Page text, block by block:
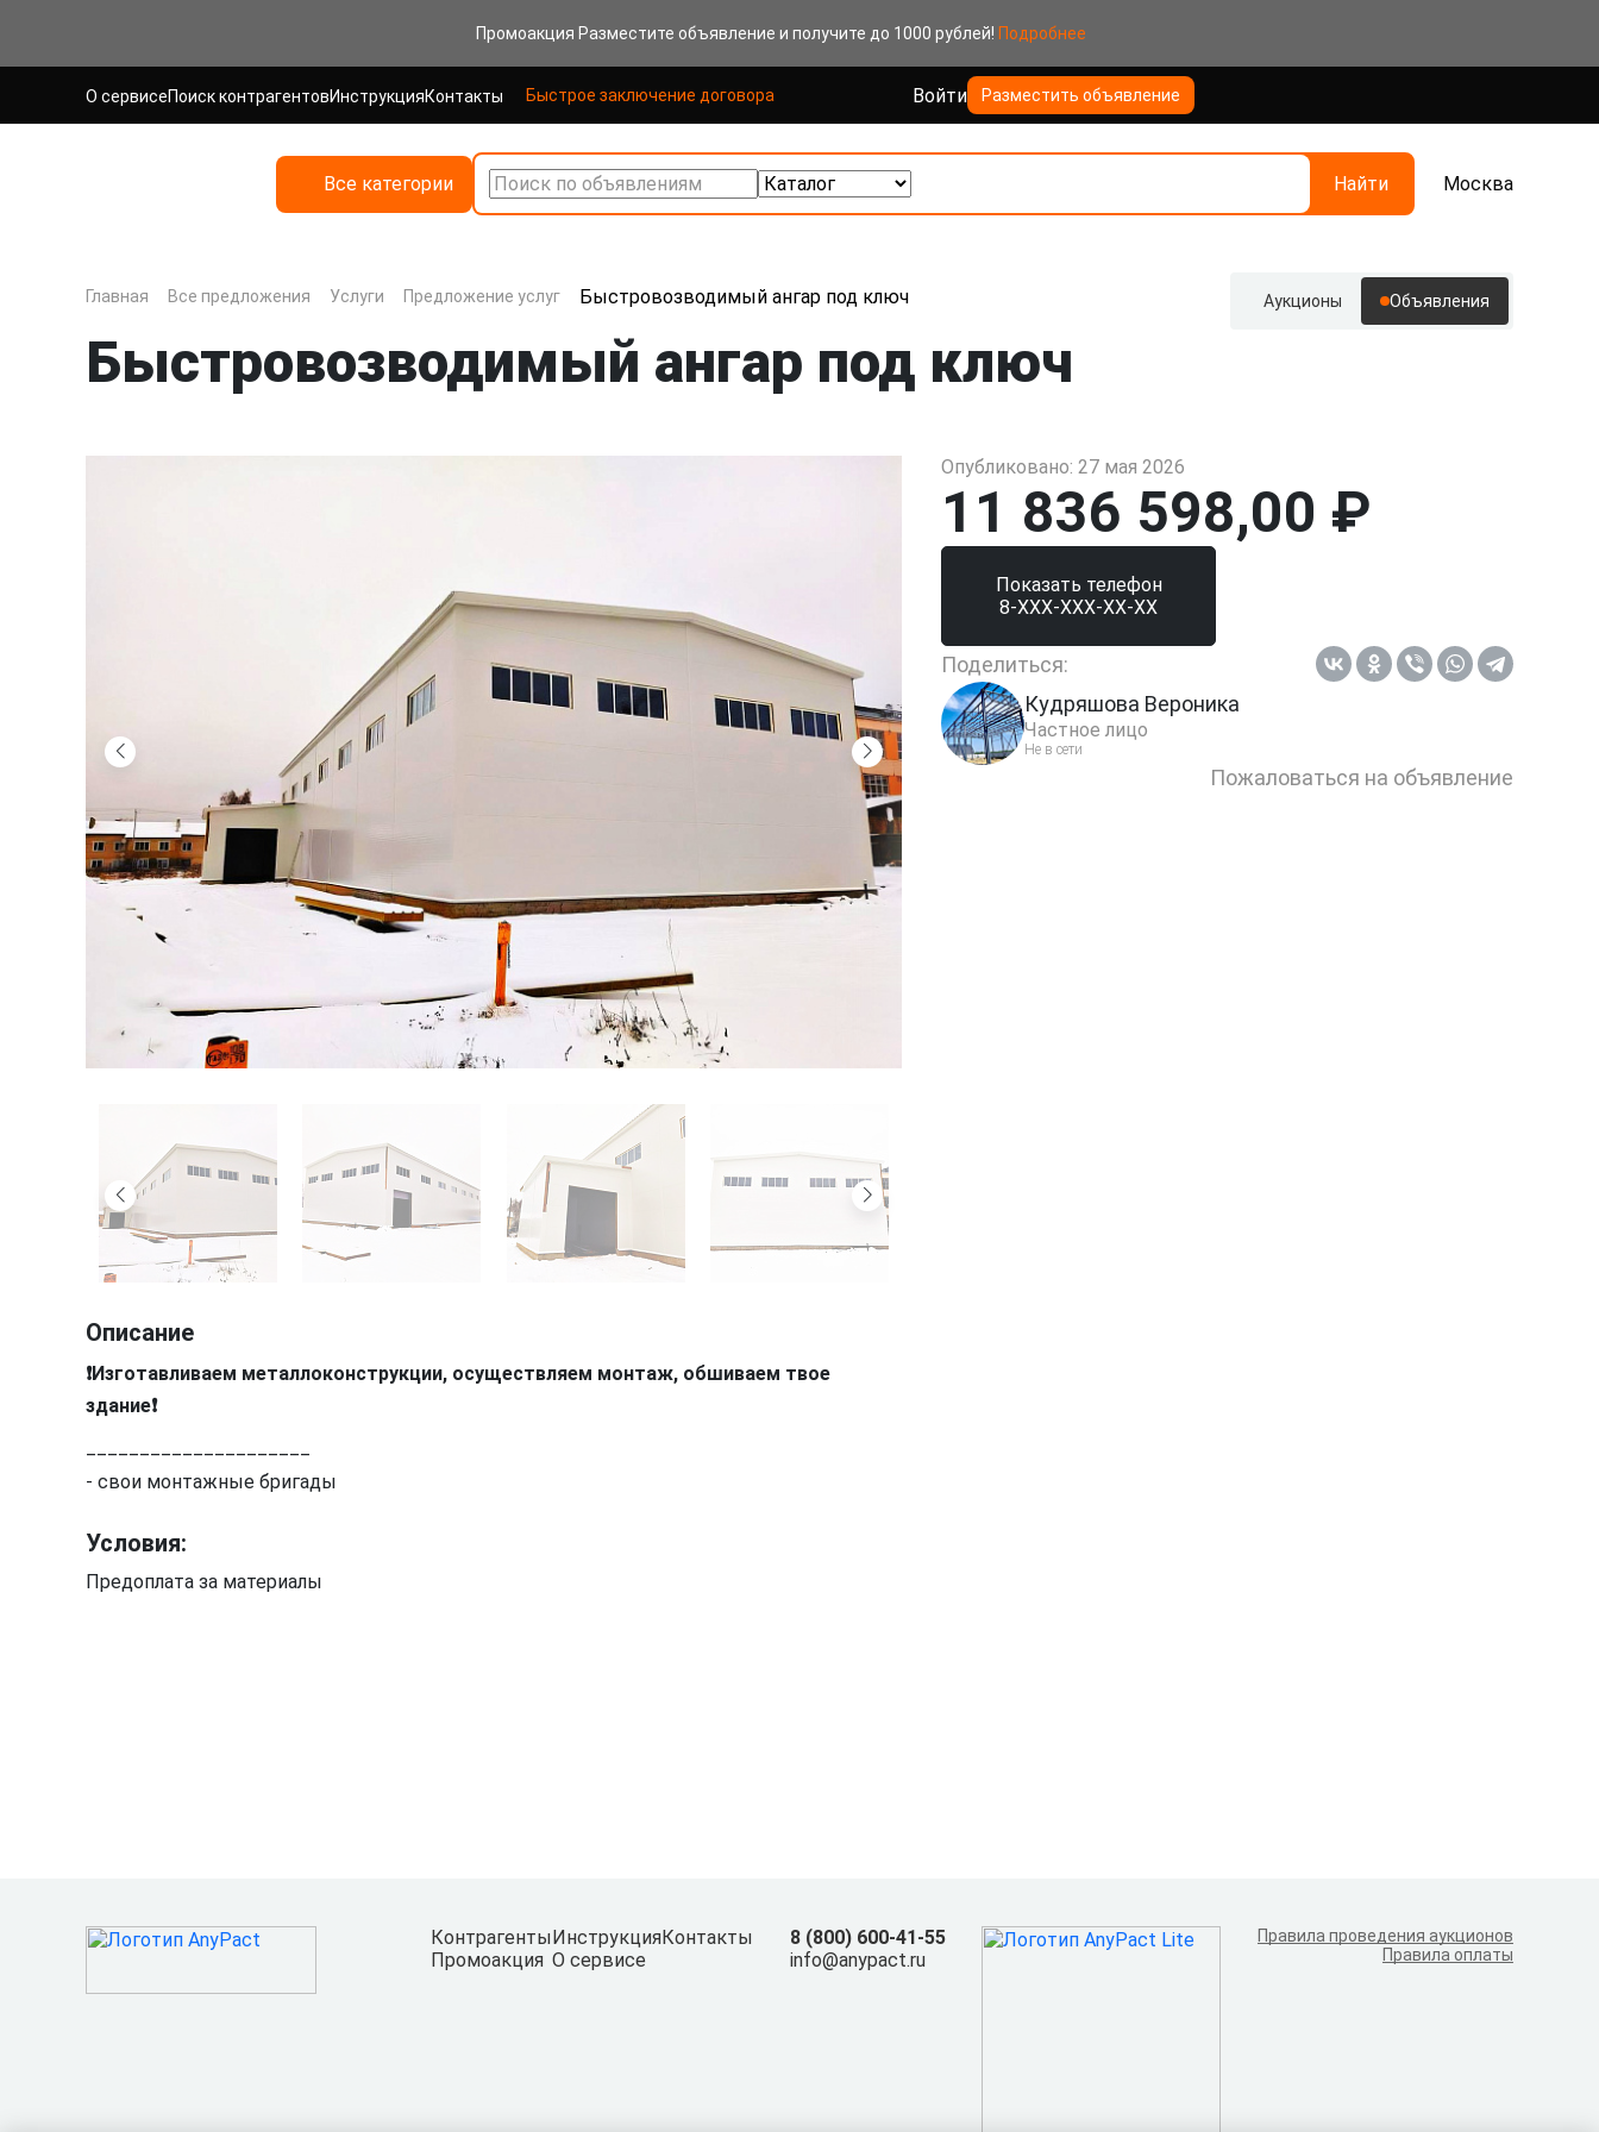
Промоакция Разместите объявление и получите до 1000 рублей! Подробнее
О сервисеПоиск контрагентовИнструкцияКонтакты Быстрое заключение договора Войти Разместить объявление
Все категории Поиск по объявлениям Найти Москва
Главная Все предложения Услуги Предложение услуг Быстровозводимый ангар под ключ Аукционы Объявления
Быстровозводимый ангар под ключ
Опубликовано: 27 мая 2026
11 836 598,00 ₽
Показать телефон
8-XXX-XXX-XX-XX
Поделиться:
Кудряшова Вероника
Частное лицо
Не в сети
Пожаловаться на объявление
Описание
❗️Изготавливаем металлоконструкции, осуществляем монтаж, обшиваем твое
здание❗️
- свои монтажные бригады
Условия:
Предоплата за материалы
Контрагенты
Промоакция
Инструкция
О сервисе
Контакты
8 (800) 600-41-55
info@anypact.ru
Правила проведения аукционов
Правила оплаты